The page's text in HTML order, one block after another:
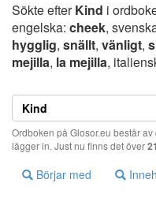
Sökte efterKind i
engelska: cheek,
hygglig, snällt, vänligt,
mejilla, la mejilla,
Ordboken på Glosor.eu består
lägger in. Just nu finns det över
Börjar med